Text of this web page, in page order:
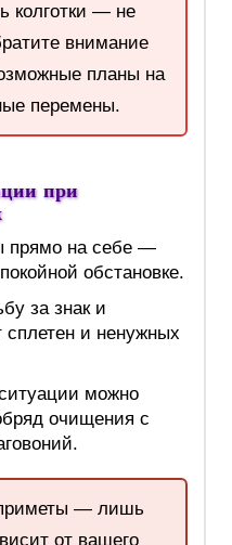
колготки — не
внимание
планы на
перемены.
при
прямо на себе —
обстановке.
за знак и
сплетен и ненужных
можно
очищения с
— лишь
от вашего